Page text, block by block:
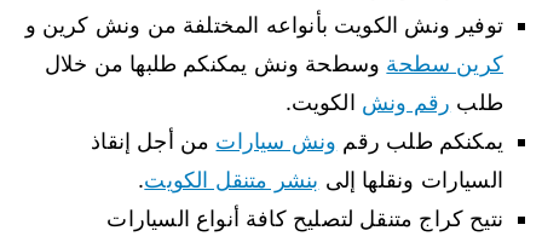
توفير ونش الكويت بأنواعه المختلفة من ونش كرين و
كرين سطحة وسطحة ونش يمكنكم طلبها من خلال
طلب رقم ونش الكويت.
يمكنكم طلب رقم ونش سيارات من أجل إنقاذ
السيارات ونقلها إلى بنشر متنقل الكويت.
نتيح كراج متنقل لتصليح كافة أنواع السيارات